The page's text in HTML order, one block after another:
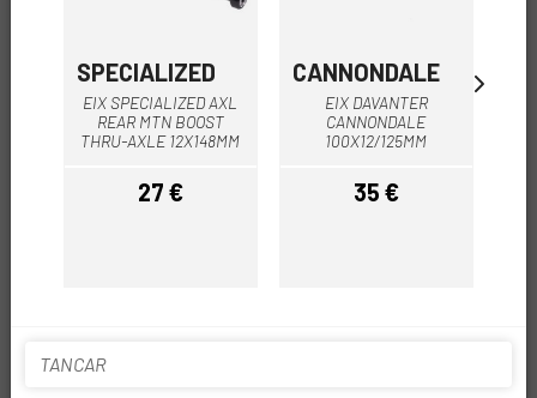
SPECIALIZED
EIX SPECIALIZED AXL
REAR MTN BOOST
THRU-AXLE 12X148MM
Preu
27 €
CANNONDALE
EIX DAVANTER
CANNONDALE
100X12/125MM
Preu
35 €
TANCAR